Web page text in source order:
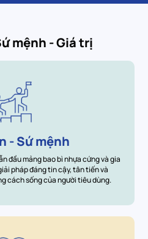
mệnh - Giá trị
- Sứ mệnh
đầu mảng bao bì nhựa cứng và gia
pháp đáng tin cậy, tân tiến và
cách sống của người tiêu dùng.